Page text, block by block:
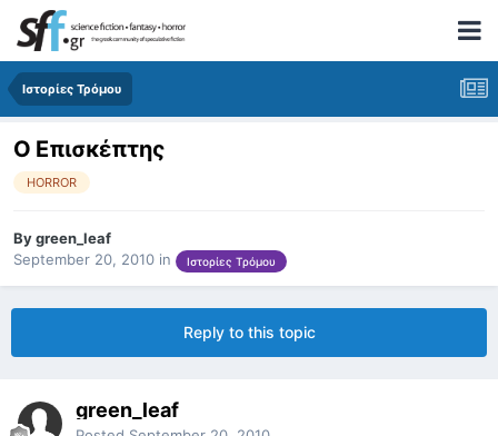
Ιστορίες Τρόμου
Ο Επισκέπτης
HORROR
Bygreen_leaf
September 20, 2010 in Ιστορίες Τρόμου
Reply to this topic
green_leaf